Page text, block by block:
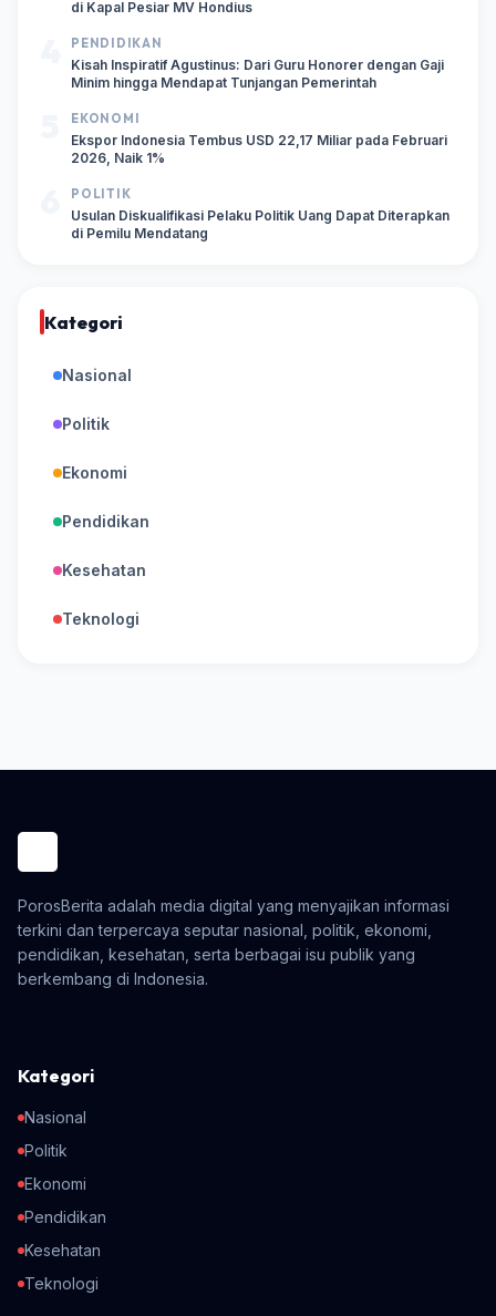
di Kapal Pesiar MV Hondius
PENDIDIKAN
Kisah Inspiratif Agustinus: Dari Guru Honorer dengan Gaji
Minim hingga Mendapat Tunjangan Pemerintah
EKONOMI
Ekspor Indonesia Tembus USD 22,17 Miliar pada Februari
2026, Naik 1%
POLITIK
Usulan Diskualifikasi Pelaku Politik Uang Dapat Diterapkan
di Pemilu Mendatang
Kategori
Nasional
Politik
Ekonomi
Pendidikan
Kesehatan
Teknologi
PorosBerita adalah media digital yang menyajikan informasi
terkini dan terpercaya seputar nasional, politik, ekonomi,
pendidikan, kesehatan, serta berbagai isu publik yang
berkembang di Indonesia.
Kategori
Nasional
Politik
Ekonomi
Pendidikan
Kesehatan
Teknologi